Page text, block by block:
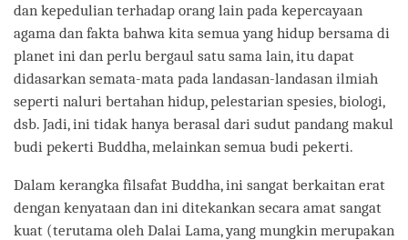
dan kepedulian terhadap orang lain pada kepercayaan
agama dan fakta bahwa kita semua yang hidup bersama di
planet ini dan perlu bergaul satu sama lain, itu dapat
didasarkan semata-mata pada landasan-landasan ilmiah
seperti naluri bertahan hidup, pelestarian spesies, biologi,
dsb. Jadi, ini tidak hanya berasal dari sudut pandang makul
budi pekerti Buddha, melainkan semua budi pekerti.
Dalam kerangka filsafat Buddha, ini sangat berkaitan erat
dengan kenyataan dan ini ditekankan secara amat sangat
kuat (terutama oleh Dalai Lama, yang mungkin merupakan